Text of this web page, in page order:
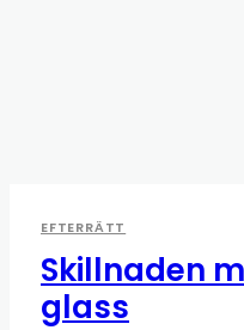
EFTERRÄTT
Skillnaden
glass